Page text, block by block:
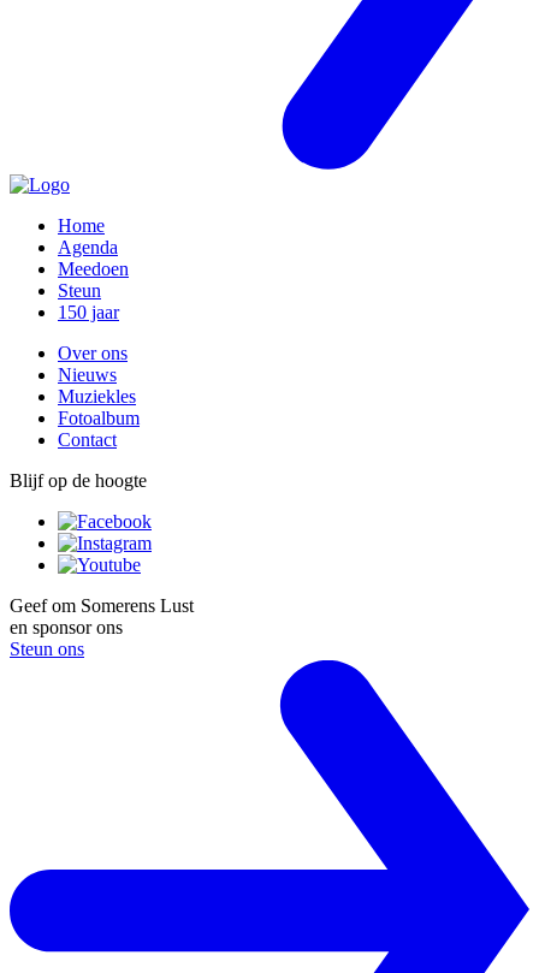
Home
Agenda
Meedoen
Steun
150 jaar
Over ons
Nieuws
Muziekles
Fotoalbum
Contact
Blijf op de hoogte
Geef om Somerens Lust
en sponsor ons
Steun ons